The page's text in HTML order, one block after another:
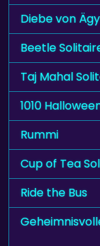
Diebe von
Beetle
Taj Mahal
1010
Rummi
Cup of Tea
Ride the Bus